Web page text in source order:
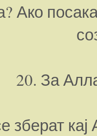
Ако
20. За
зберат